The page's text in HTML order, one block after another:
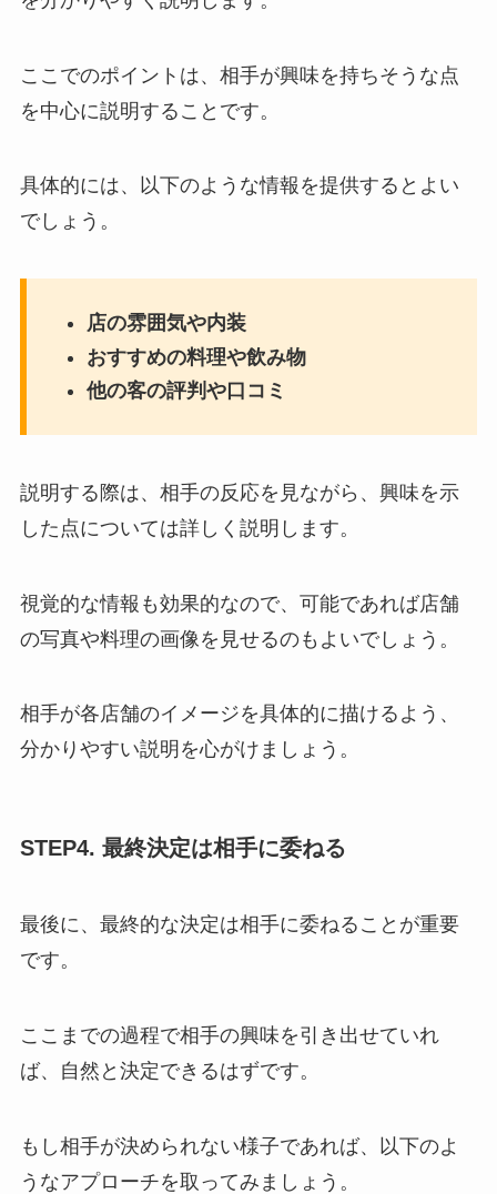
ここでのポイントは、相手が興味を持ちそうな点
を中心に説明することです。
具体的には、以下のような情報を提供するとよい
でしょう。
店の雰囲気や内装
おすすめの料理や飲み物
他の客の評判や口コミ
説明する際は、相手の反応を見ながら、興味を示
した点については詳しく説明します。
視覚的な情報も効果的なので、可能であれば店舗
の写真や料理の画像を見せるのもよいでしょう。
相手が各店舗のイメージを具体的に描けるよう、
分かりやすい説明を心がけましょう。
STEP4. 最終決定は相手に委ねる
最後に、最終的な決定は相手に委ねることが重要
です。
ここまでの過程で相手の興味を引き出せていれ
ば、自然と決定できるはずです。
もし相手が決められない様子であれば、以下のよ
うなアプローチを取ってみましょう。